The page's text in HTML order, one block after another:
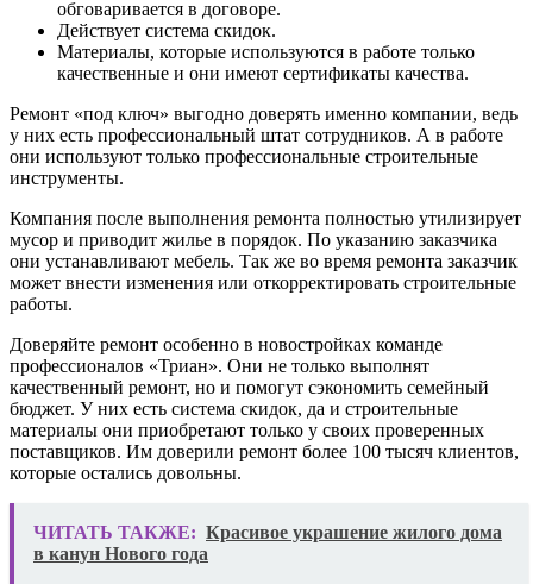
обговаривается в договоре.
Действует система скидок.
Материалы, которые используются в работе только
качественные и они имеют сертификаты качества.
Ремонт «под ключ» выгодно доверять именно компании, ведь
у них есть профессиональный штат сотрудников. А в работе
они используют только профессиональные строительные
инструменты.
Компания после выполнения ремонта полностью утилизирует
мусор и приводит жилье в порядок. По указанию заказчика
они устанавливают мебель. Так же во время ремонта заказчик
может внести изменения или откорректировать строительные
работы.
Доверяйте ремонт особенно в новостройках команде
профессионалов «Триан». Они не только выполнят
качественный ремонт, но и помогут сэкономить семейный
бюджет. У них есть система скидок, да и строительные
материалы они приобретают только у своих проверенных
поставщиков. Им доверили ремонт более 100 тысяч клиентов,
которые остались довольны.
ЧИТАТЬ ТАКЖЕ: Красивое украшение жилого дома
в канун Нового года